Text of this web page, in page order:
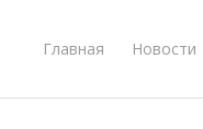
Главная Новости